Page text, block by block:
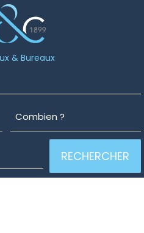
& Bureaux